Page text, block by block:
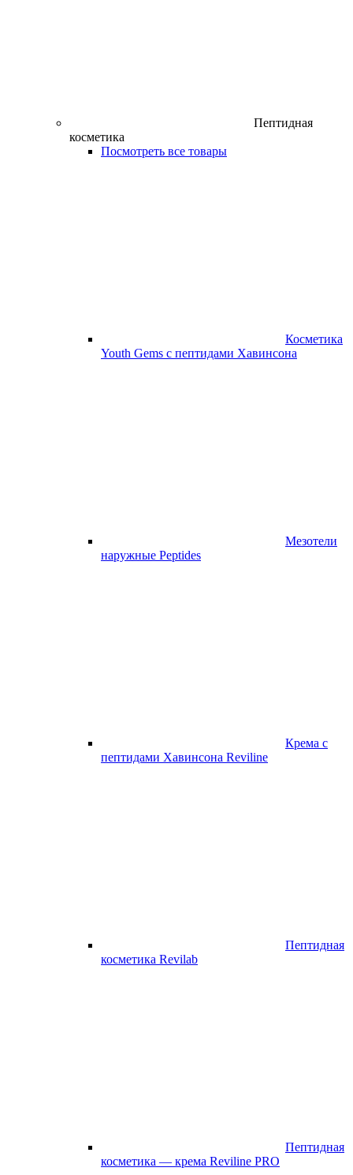
Пептидная
косметика
Посмотреть все товары
Косметика
Youth Gems с пептидами Хавинсона
Мезотели
наружные Peptides
Крема с
пептидами Хавинсона Reviline
Пептидная
косметика Revilab
Пептидная
косметика — крема Reviline PRO